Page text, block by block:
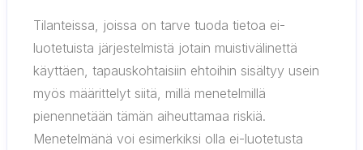
Tilanteissa, joissa on tarve tuoda tietoa ei-
luotetuista järjestelmistä jotain muistivälinettä
käyttäen, tapauskohtaisiin ehtoihin sisältyy usein
myös määrittelyt siitä, millä menetelmillä
pienennetään tämän aiheuttamaa riskiä.
Menetelmänä voi esimerkiksi olla ei-luotetusta